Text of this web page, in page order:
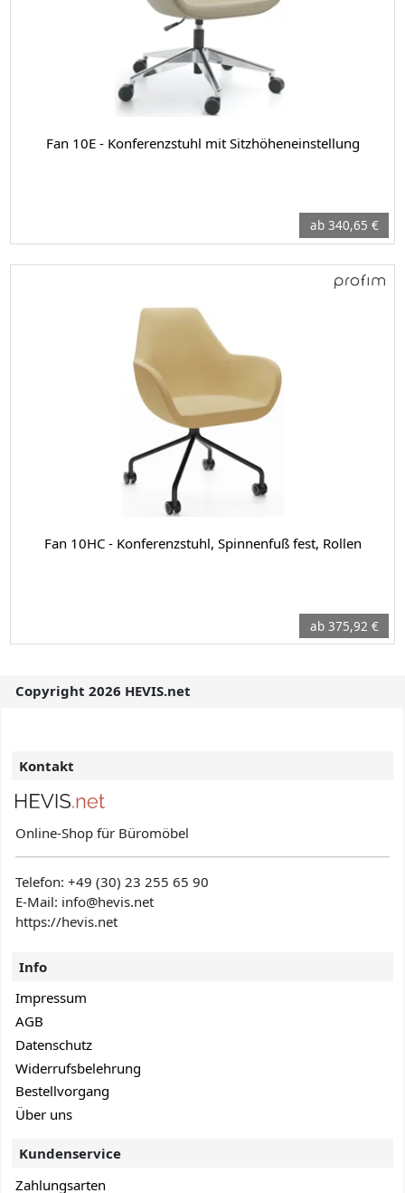
Fan 10E - Konferenzstuhl mit Sitzhöheneinstellung
ab 340,65 €
Fan 10HC - Konferenzstuhl, Spinnenfuß fest, Rollen
ab 375,92 €
Copyright 2026 HEVIS.net
Kontakt
Online-Shop für Büromöbel
Telefon:+49 (30) 23 255 65 90
E-Mail: info@hevis.net
https://hevis.net
Info
Impressum
AGB
Datenschutz
Widerrufsbelehrung
Bestellvorgang
Über uns
Kundenservice
Zahlungsarten